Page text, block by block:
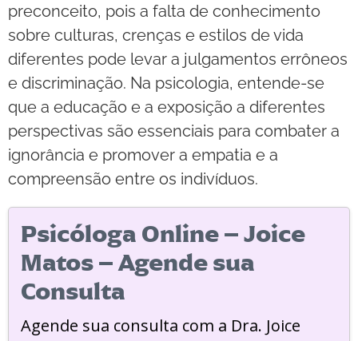
preconceito, pois a falta de conhecimento
sobre culturas, crenças e estilos de vida
diferentes pode levar a julgamentos errôneos
e discriminação. Na psicologia, entende-se
que a educação e a exposição a diferentes
perspectivas são essenciais para combater a
ignorância e promover a empatia e a
compreensão entre os indivíduos.
Psicóloga Online – Joice
Matos – Agende sua
Consulta
Agende sua consulta com a Dra. Joice